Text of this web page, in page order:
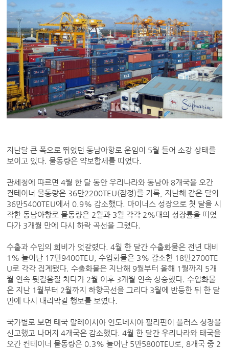
지난달 큰 폭으로 뛰었던 동남아항로 운임이 5월 들어 소강 상태를
보이고 있다. 물동량은 약보합세를 띠었다.
관세청에 따르면 4월 한 달 동안 우리나라와 동남아 8개국을 오간
컨테이너 물동량은 36만2200TEU(잠정)를 기록, 지난해 같은 달의
36만5400TEU에서 0.9% 감소했다. 마이너스 성장으로 첫 달을 시
작한 동남아항로 물동량은 2월과 3월 각각 2%대의 성장률을 띠었
다가 3개월 만에 다시 하락 곡선을 그렸다.
수출과 수입의 희비가 엇갈렸다. 4월 한 달간 수출화물은 전년 대비
1% 늘어난 17만9400TEU, 수입화물은 3% 감소한 18만2700TE
U로 각각 집계됐다. 수출화물은 지난해 9월부터 올해 1월까지 5개
월 연속 뒷걸음질 치다가 2월 이후 3개월 연속 상승했다. 수입화물
은 지난 1월부터 2월까지 하향곡선을 그리다 3월에 반등한 뒤 한 달
만에 다시 내리막길 행보를 보였다.
국가별로 보면 태국 말레이시아 인도네시아 필리핀이 플러스 성장을
신고했고 나머지 4개국은 감소했다. 4월 한 달간 우리나라와 태국을
오간 컨테이너 물동량은 0.3% 늘어난 5만5800TEU로, 8개국 중 2